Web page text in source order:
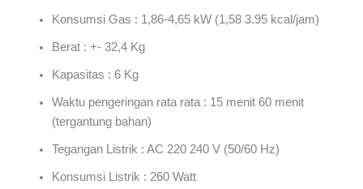
Konsumsi Gas : 1,86-4,65 kW (1,58 3.95 kcal/jam)
Berat : +- 32,4 Kg
Kapasitas : 6 Kg
Waktu pengeringan rata rata : 15 menit 60 menit
(tergantung bahan)
Tegangan Listrik : AC 220 240 V (50/60 Hz)
Konsumsi Listrik : 260 Watt